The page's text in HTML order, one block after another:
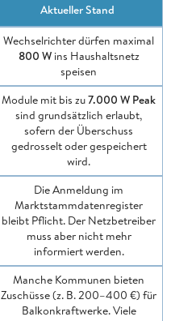
Aktueller Stand
Wechselrichter dürfen maximal
800 Wins Haushaltsnetz
speisen
Module mit bis zu7.000 W Peak
sind grundsätzlich erlaubt,
sofern der Überschuss
gedrosselt oder gespeichert
wird.
Die Anmeldung im
Marktstammdatenregister
bleibt Pflicht. Der Netzbetreiber
muss aber nicht mehr
informiert werden.
Manche Kommunen bieten
Zuschüsse (z. B. 200–400 €) für
Balkonkraftwerke. Viele